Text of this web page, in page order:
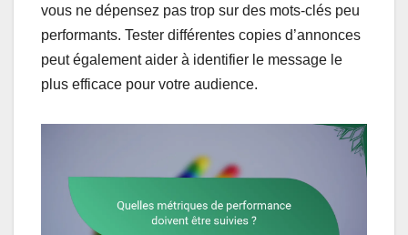
vous ne dépensez pas trop sur des mots-clés peu
performants. Tester différentes copies d’annonces
peut également aider à identifier le message le
plus efficace pour votre audience.